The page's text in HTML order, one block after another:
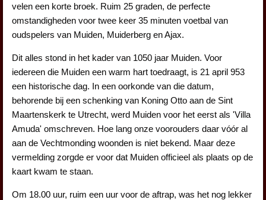
velen een korte broek. Ruim 25 graden, de perfecte
omstandigheden voor twee keer 35 minuten voetbal van
oudspelers van Muiden, Muiderberg en Ajax.
Dit alles stond in het kader van 1050 jaar Muiden. Voor
iedereen die Muiden een warm hart toedraagt, is 21 april 953
een historische dag. In een oorkonde van die datum,
behorende bij een schenking van Koning Otto aan de Sint
Maartenskerk te Utrecht, werd Muiden voor het eerst als 'Villa
Amuda' omschreven. Hoe lang onze voorouders daar vóór al
aan de Vechtmonding woonden is niet bekend. Maar deze
vermelding zorgde er voor dat Muiden officieel als plaats op de
kaart kwam te staan.
Om 18.00 uur, ruim een uur voor de aftrap, was het nog lekker